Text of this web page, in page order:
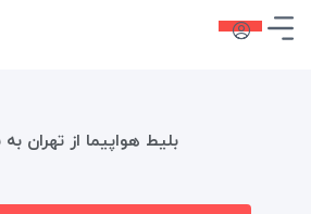
بلیط هواپیما از تهران